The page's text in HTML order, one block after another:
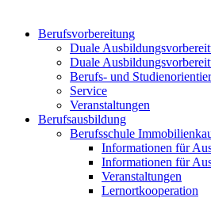
Berufsvorbereitung
Duale
Duale
Berufs- und
Service
Veranstaltungen
Berufsausbildung
Berufsschule
Informationen für
Informationen für
Veranstaltungen
Lernortkooperation